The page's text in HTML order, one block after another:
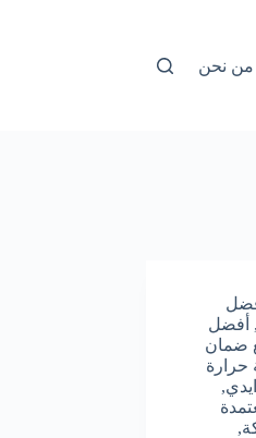
من نحن
, أفضل
ضمان
حرارة
,
,